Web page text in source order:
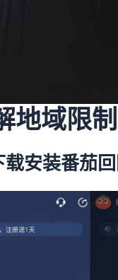
地域限
载安装番茄